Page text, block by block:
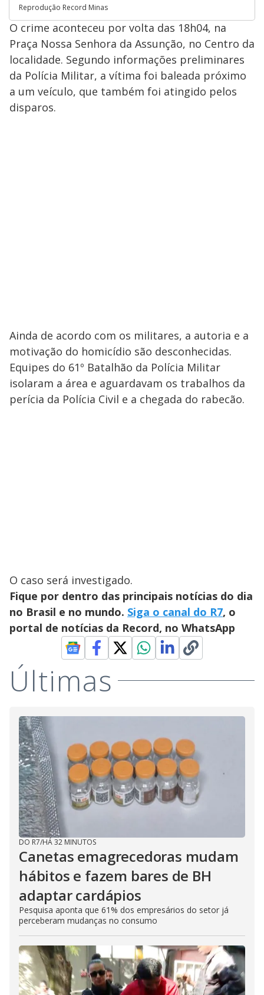
Reprodução Record Minas
O crime aconteceu por volta das 18h04, na
Praça Nossa Senhora da Assunção, no Centro da
localidade. Segundo informações preliminares
da Polícia Militar, a vítima foi baleada próximo
a um veículo, que também foi atingido pelos
disparos.
Ainda de acordo com os militares, a autoria e a
motivação do homicídio são desconhecidas.
Equipes do 61º Batalhão da Polícia Militar
isolaram a área e aguardavam os trabalhos da
perícia da Polícia Civil e a chegada do rabecão.
O caso será investigado.
Fique por dentro das principais notícias do dia
no Brasil e no mundo. Siga o canal do R7, o
portal de notícias da Record, no WhatsApp
Últimas
DO R7/HÁ 32 MINUTOS
Canetas emagrecedoras mudam
hábitos e fazem bares de BH
adaptar cardápios
Pesquisa aponta que 61% dos empresários do setor já
perceberam mudanças no consumo